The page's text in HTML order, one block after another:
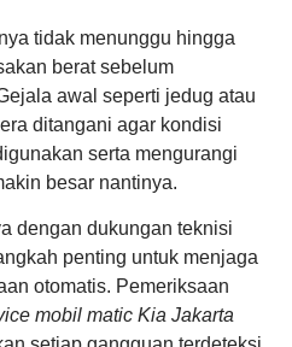
tidak menunggu hingga
berat sebelum
awal seperti jedug atau
ditangani agar kondisi
serta mengurangi
besar nantinya.
dengan dukungan teknisi
penting untuk menjaga
otomatis. Pemeriksaan
mobil matic Kia Jakarta